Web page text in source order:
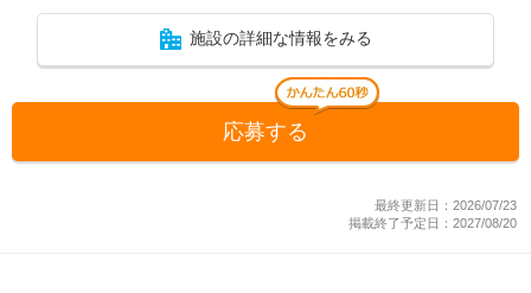
施設の詳細な情報をみる
応募する
最終更新日：2026/07/23
掲載終了予定日：2027/08/20